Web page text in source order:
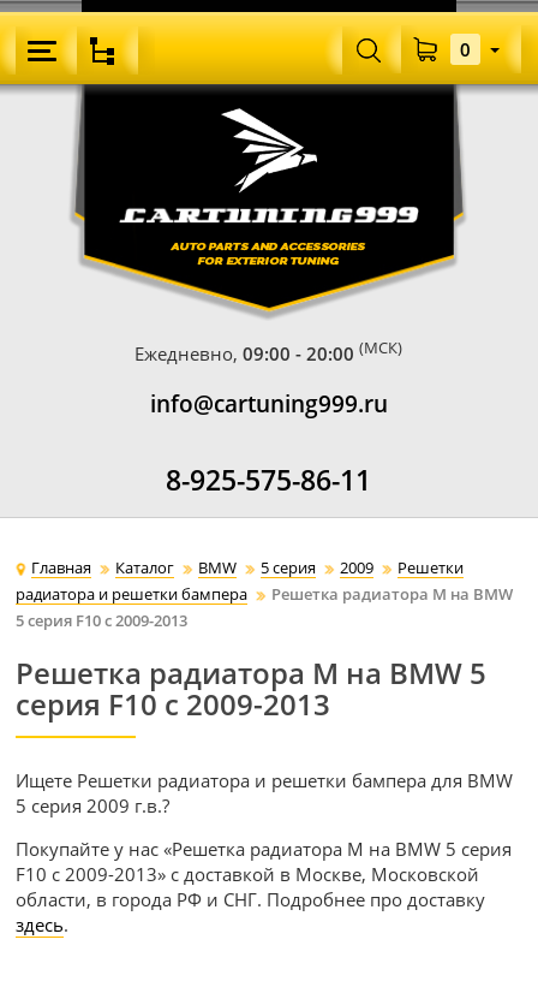
Ежедневно,09:00 - 20:00 (МСК)
info@cartuning999.ru
8-925-575-86-11
0
Главная Каталог BMW 5 серия 2009
Решетки
радиатора и решетки бампера
Решетка радиатора M на BMW
5 серия F10 c 2009-2013
Решетка радиатора M на BMW 5
серия F10 c 2009-2013
Ищете Решетки радиатора и решетки бампера для BMW
5 серия 2009 г.в.?
Покупайте у нас «Решетка радиатора M на BMW 5 серия
F10 c 2009-2013» с доставкой в Москве, Московской
области, в города РФ и СНГ. Подробнее про доставку
здесь.